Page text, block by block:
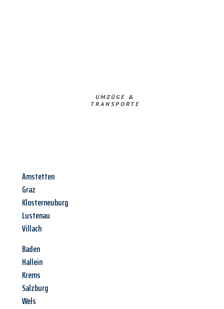
UMZÜGE &
TRANSPORTE
Amstetten
Graz
Klosterneuburg
Lustenau
Villach
Baden
Hallein
Krems
Salzburg
Wels